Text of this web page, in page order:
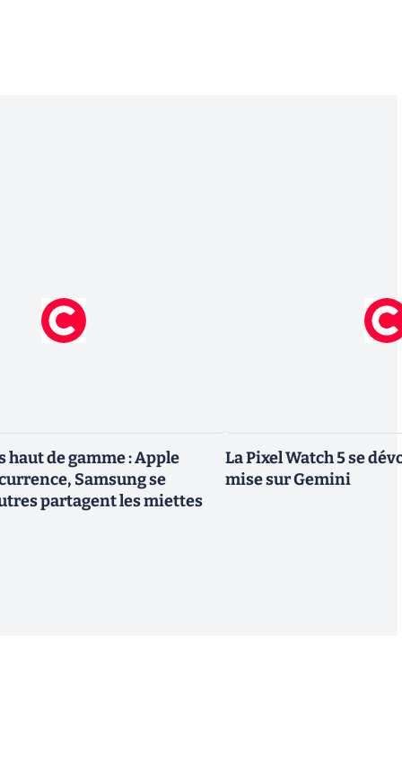
haut de gamme : Apple
Samsung se
partagent les miettes
La Pixel Watch 5 se
mise sur Gemini